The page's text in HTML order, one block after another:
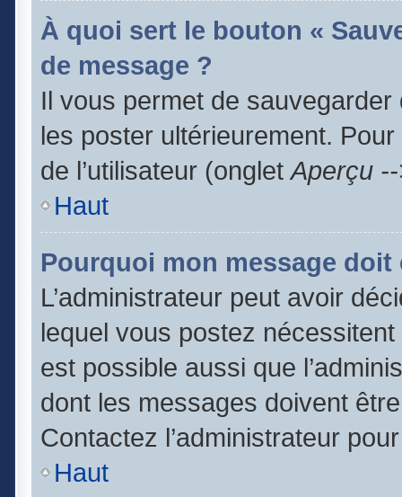
À quoi sert le bouton «
de message ?
Il vous permet de
les poster ultérieurement.
de l’utilisateur (ongletAperçu
Haut
Pourquoi mon message doit
L’administrateur peut avoir
lequel vous postez nécessitent
est possible aussi que
dont les messages doivent
Contactez l’administrateur
Haut